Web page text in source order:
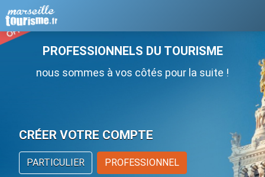
PROFESSIONNELS DU TOURISME
nous sommes à vos côtés pour la suite !
CRÉER VOTRE COMPTE
PARTICULIER PROFESSIONNEL